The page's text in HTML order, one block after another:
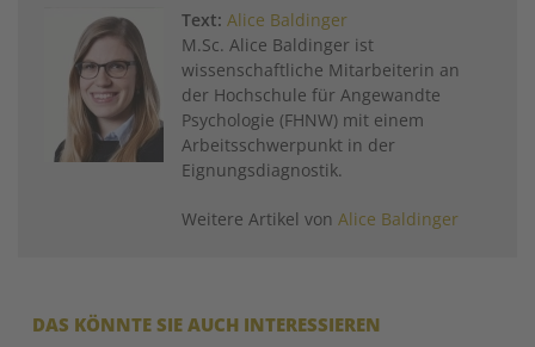
Text: Alice Baldinger
M.Sc. Alice Baldinger ist
wissenschaftliche Mitarbeiterin an
der Hochschule für Angewandte
Psychologie (FHNW) mit einem
Arbeitsschwerpunkt in der
Eignungsdiagnostik.
Weitere Artikel von Alice Baldinger
DAS KÖNNTE SIE AUCH INTERESSIEREN